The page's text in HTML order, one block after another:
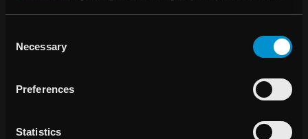
Selection
Necessary
Preferences
Statistics
RaySearch Laboratories AB (publ) är ett medicintekniskt
förbättra cancervården. RaySearch marknadsför
senaste tilläggen i RaySearchs produktlinje är